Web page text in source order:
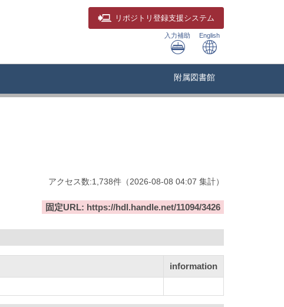
リポジトリ 登録支援システム
入力補助 English
附属図書館
アクセス数:1,738件 （2026-08-08 04:07 集計）
固定URL: https://hdl.handle.net/11094/3426
information